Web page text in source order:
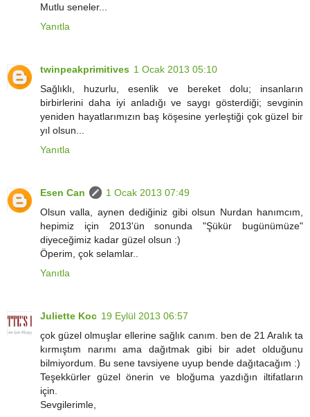
Mutlu seneler...
Yanıtla
twinpeakprimitives 1 Ocak 2013 05:10
Sağlıklı, huzurlu, esenlik ve bereket dolu; insanların
birbirlerini daha iyi anladığı ve saygı gösterdiği; sevginin
yeniden hayatlarımızın baş köşesine yerleştiği çok güzel bir
yıl olsun...
Yanıtla
Esen Can
1 Ocak 2013 07:49
Olsun valla, aynen dediğiniz gibi olsun Nurdan hanımcım,
hepimiz için 2013'ün sonunda "Şükür bugünümüze"
diyeceğimiz kadar güzel olsun :)
Öperim, çok selamlar..
Yanıtla
Juliette Koc 19 Eylül 2013 06:57
çok güzel olmuşlar ellerine sağlık canım. ben de 21 Aralık ta
kırmıştım narımı ama dağıtmak gibi bir adet olduğunu
bilmiyordum. Bu sene tavsiyene uyup bende dağıtacağım :)
Teşekkürler güzel önerin ve bloğuma yazdığın iltifatların
için.
Sevgilerimle,